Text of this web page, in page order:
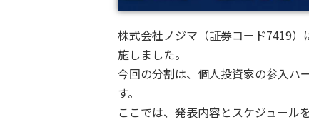
株式会社ノジマ（証券コード7419
施しました。
今回の分割は、個人投資家の参入ハ
す。
ここでは、発表内容とスケジュール